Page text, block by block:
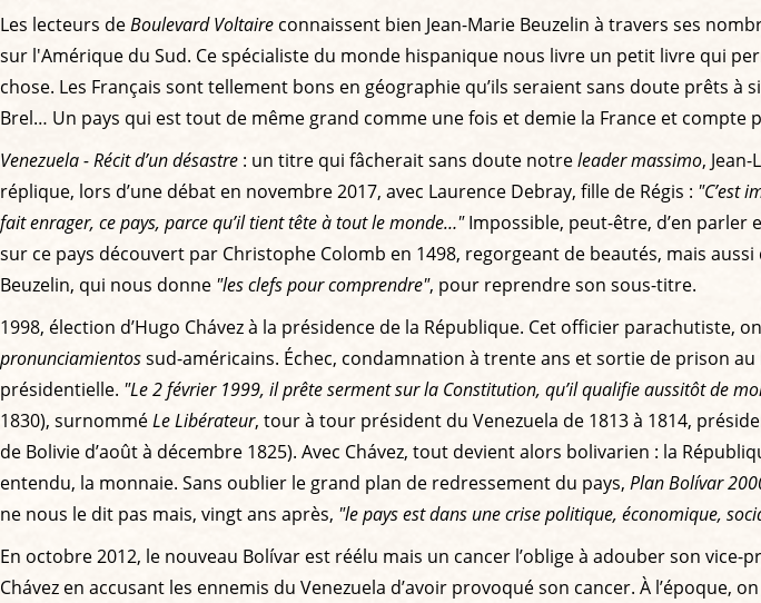
Les lecteurs deBoulevard Voltaire connaissent bien Jean-Marie Beuzelin à travers ses
sur l'Amérique du Sud. Ce spécialiste du monde hispanique nous livre un petit livre qui
chose. Les Français sont tellement bons en géographie qu’ils seraient sans doute prêts à
Brel… Un pays qui est tout de même grand comme une fois et demie la France et compte
Venezuela - Récit d’un désastre : un titre qui fâcherait sans doute notreleader massimo,
réplique, lors d’une débat en novembre 2017, avec Laurence Debray, fille de Régis : "C’est
fait enrager, ce pays, parce qu’il tient tête à tout le monde…"Impossible, peut-être, d’en parler
sur ce pays découvert par Christophe Colomb en 1498, regorgeant de beautés, mais
Beuzelin, qui nous donne "les clefs pour comprendre", pour reprendre son sous-titre.
1998, élection d’Hugo Chávez à la présidence de la République. Cet officier
pronunciamientossud-américains. Échec, condamnation à trente ans et sortie de prison
présidentielle. "Le 2 février 1999, il prête serment sur la Constitution, qu’il qualifie aussitôt de
1830), surnomméLe Libérateur, tour à tour président du Venezuela de 1813 à 1814,
de Bolivie d’août à décembre 1825). Avec Chávez, tout devient alors bolivarien : la
entendu, la monnaie. Sans oublier le grand plan de redressement du pays, Plan Bolívar
ne nous le dit pas mais, vingt ans après, "le pays est dans une crise politique, économique,
En octobre 2012, le nouveau Bolívar est réélu mais un cancer l’oblige à adouber son
Chávez en accusant les ennemis du Venezuela d’avoir provoqué son cancer. À l’époque,